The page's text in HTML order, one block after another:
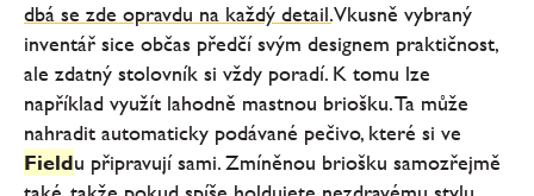
dbá se zde opravdu na každý detail.Vkusně vybraný
inventář sice občas předčí svým designem praktičnost,
ale zdatný stolovník si vždy poradí. K tomu lze
například využít lahodně mastnou briošku. Ta může
nahradit automaticky podávané pečivo, které si ve
Fieldu připravují sami. Zmíněnou briošku samozřejmě